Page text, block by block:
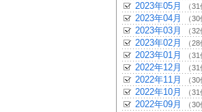
2023年05月 （31
2023年04月 （30
2023年03月 （32
2023年02月 （28
2023年01月 （31
2022年12月 （31
2022年11月 （30
2022年10月 （31
2022年09月 （30